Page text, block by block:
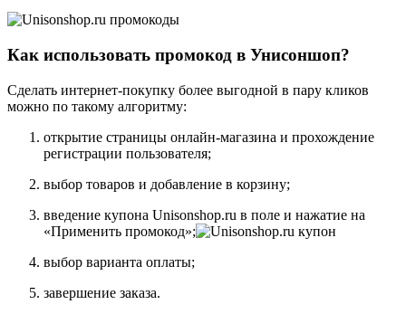
Как использовать промокод в Унисоншоп?
Сделать интернет-покупку более выгодной в пару кликов
можно по такому алгоритму:
открытие страницы онлайн-магазина и прохождение
регистрации пользователя;
выбор товаров и добавление в корзину;
введение купона Unisonshop.ru в поле и нажатие на
«Применить промокод»;
выбор варианта оплаты;
завершение заказа.